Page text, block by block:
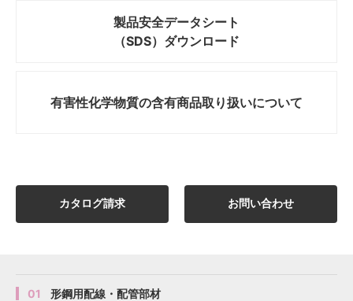
製品安全データシート
（SDS）ダウンロード
有害性化学物質の含有商品取り扱いについて
カタログ請求 お問い合わせ
01 形鋼用配線・配管部材